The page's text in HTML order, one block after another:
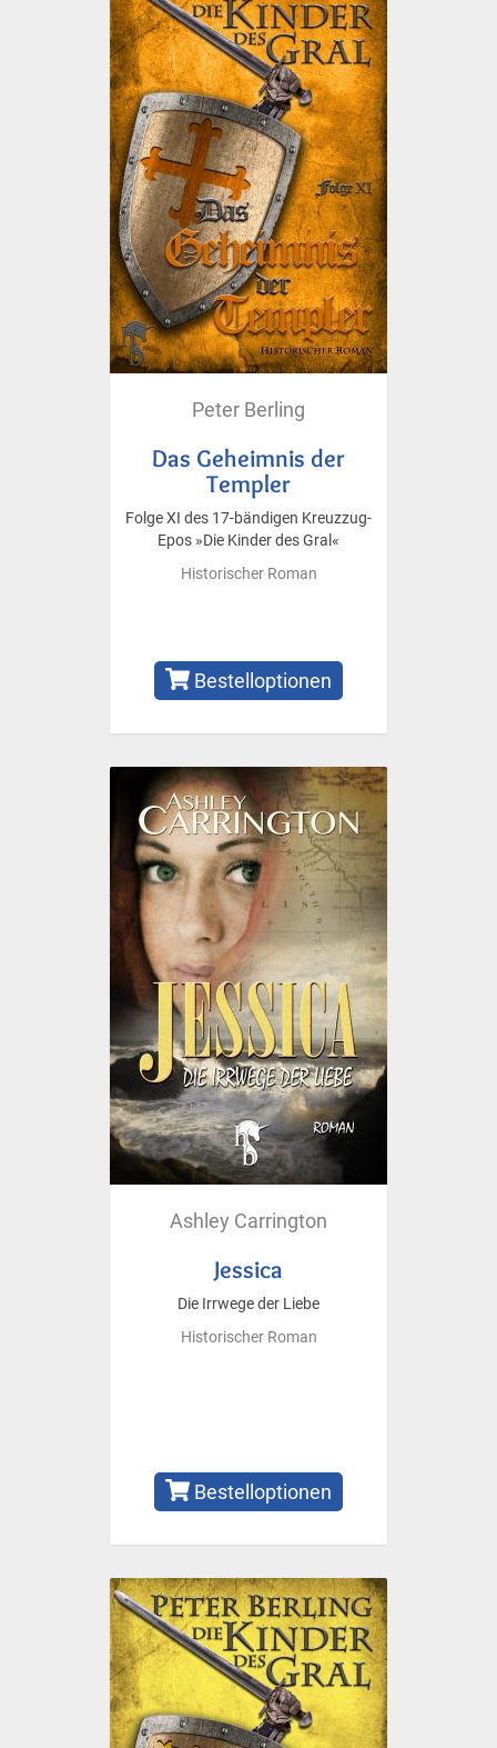
Peter Berling
Das Geheimnis der
Templer
Folge XI des 17-bändigen Kreuzzug-
Epos »Die Kinder des Gral«
Historischer Roman
Bestelloptionen
Ashley Carrington
Jessica
Die Irrwege der Liebe
Historischer Roman
Bestelloptionen